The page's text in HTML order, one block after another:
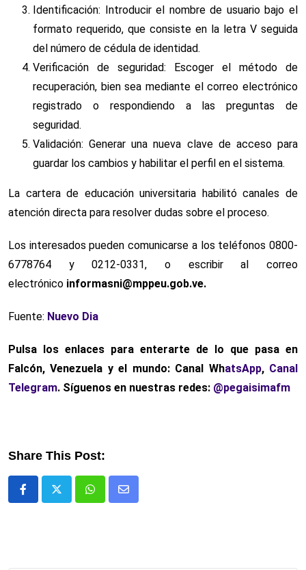
Identificación: Introducir el nombre de usuario bajo el
formato requerido, que consiste en la letra V seguida
del número de cédula de identidad.
Verificación de seguridad: Escoger el método de
recuperación, bien sea mediante el correo electrónico
registrado o respondiendo a las preguntas de
seguridad.
Validación: Generar una nueva clave de acceso para
guardar los cambios y habilitar el perfil en el sistema.
La cartera de educación universitaria habilitó canales de
atención directa para resolver dudas sobre el proceso.
Los interesados pueden comunicarse a los teléfonos 0800-
6778764 y 0212-0331, o escribir al correo
electrónico informasni@mppeu.gob.ve.
Fuente: Nuevo Dia
Pulsa los enlaces para enterarte de lo que pasa en
Falcón, Venezuela y el mundo: Canal WhatsApp, Canal
Telegram. Síguenos en nuestras redes: @pegaisimafm
Share This Post:
WhatsappComparte